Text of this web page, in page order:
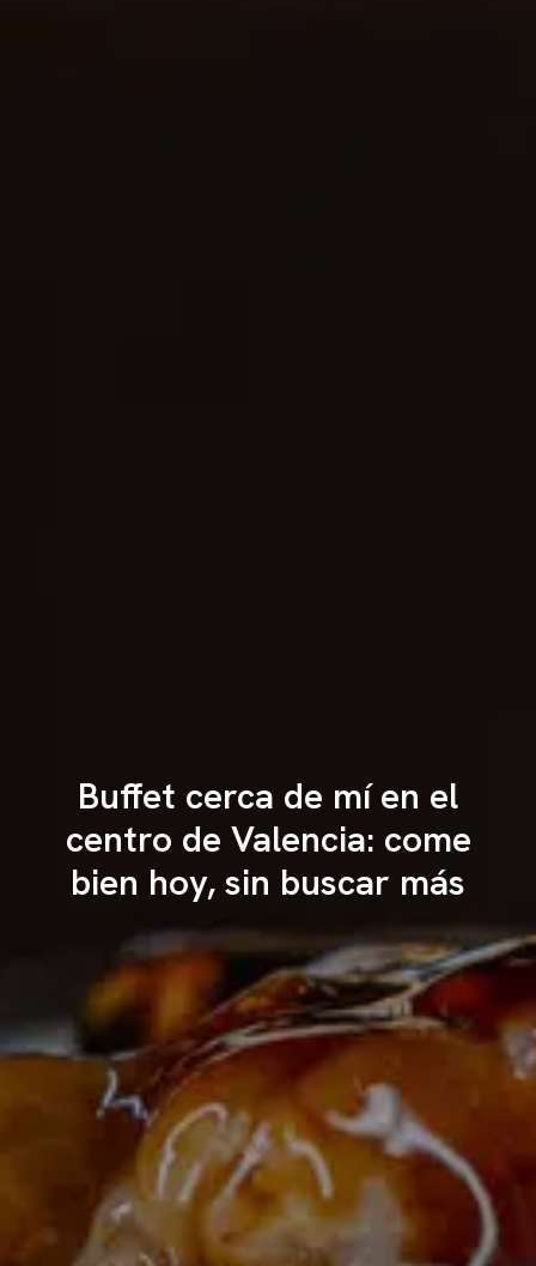
Buffet cerca de mí en el
centro de Valencia: come
bien hoy, sin buscar más